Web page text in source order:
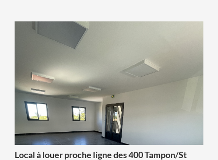
Local à louer proche ligne des 400 Tampon/St